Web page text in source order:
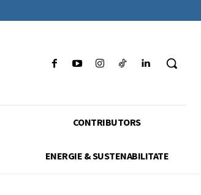
CONTRIBUTORS
ENERGIE & SUSTENABILITATE